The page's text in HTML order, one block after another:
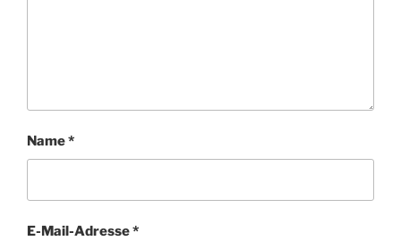
Name*
E-Mail-Adresse*